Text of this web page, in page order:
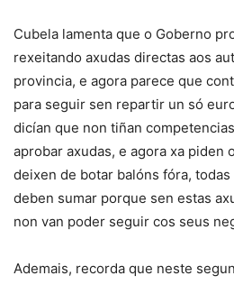
Cubela lamenta que o Goberno
rexeitando axudas directas aos
provincia, e agora parece que
para seguir sen repartir un só
dicían que non tiñan
aprobar axudas, e agora xa piden
deixen de botar balóns fóra,
deben sumar porque sen estas
non van poder seguir cos seus
Ademais, recorda que neste